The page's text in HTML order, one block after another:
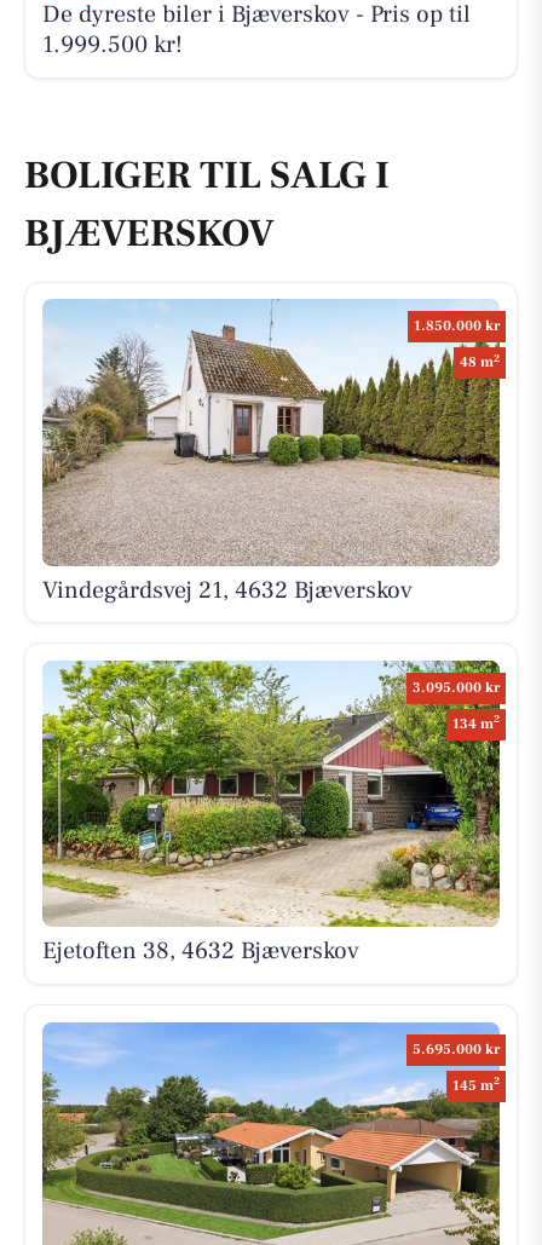
De dyreste biler i Bjæverskov - Pris op til
1.999.500 kr!
BOLIGER TIL SALG I
BJÆVERSKOV
1.850.000 kr
48 m2
Vindegårdsvej 21, 4632 Bjæverskov
3.095.000 kr
134 m2
Ejetoften 38, 4632 Bjæverskov
5.695.000 kr
145 m2